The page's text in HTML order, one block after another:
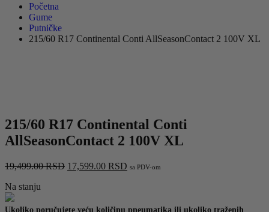
Početna
Gume
Putničke
215/60 R17 Continental Conti AllSeasonContact 2 100V XL
215/60 R17 Continental Conti
AllSeasonContact 2 100V XL
19,499.00RSD Originalna
19,499.00 RSD.
17,599.00 RSD Trenutna
sa PDV-om
Na stanju
Ukoliko poručujete veću količinu pneumatika ili ukoliko traženih